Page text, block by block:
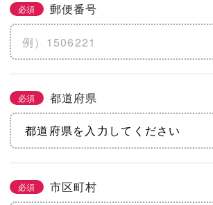
必須 郵便番号
必須 都道府県
必須 市区町村